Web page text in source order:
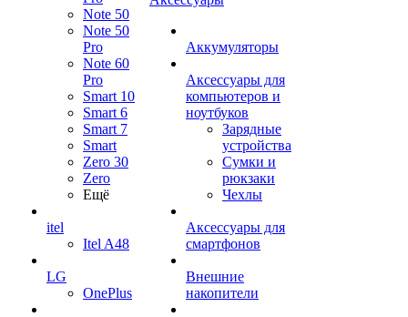
Note 50
Note 50
Pro
Note 60
Pro
Smart 10
Smart 6
Smart 7
Smart
Zero 30
Zero
Ещё
itel
Itel A48
LG
OnePlus
Аккумуляторы
Аксессуары для
компьютеров и
ноутбуков
Зарядные
устройства
Сумки и
рюкзаки
Чехлы
Аксессуары для
смартфонов
Внешние
накопители